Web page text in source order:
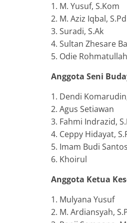
1. M. Yusuf, S.Kom
2. M. Aziz Iqbal, S.Pd
3. Suradi, S.Ak
4. Sultan Zhesare
5. Odie
Anggota Seni
1. Dendi
2. Agus Setiawan
3. Fahmi Indrazid,
4. Ceppy Hidayat,
5. Imam Budi
6. Khoirul
Anggota Ketua
1. Mulyana Yusuf
2. M. Ardiansyah,